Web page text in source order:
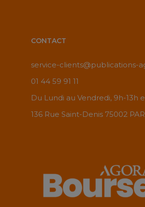
CONTACT
service-clients@publications-
01 44 59 91 11
Du Lundi au Vendredi, 9h-13h
136 Rue Saint-Denis 75002